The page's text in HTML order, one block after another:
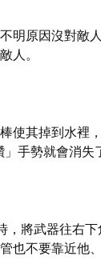
明原因沒對敵
人。
使其掉到水裡
手勢就會消失
將武器往右
也不要靠近他